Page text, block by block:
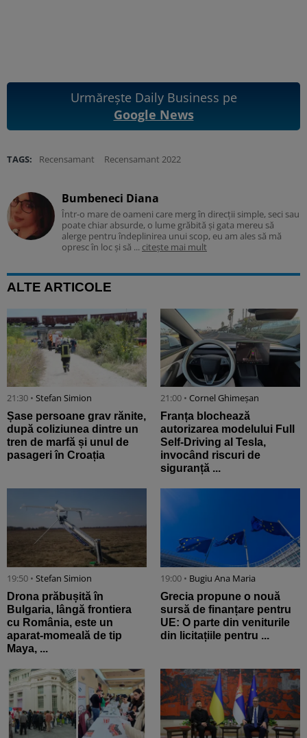
Urmărește Daily Business pe
Google News
TAGS: Recensamant Recensamant 2022
Bumbeneci Diana
Într-o mare de oameni care merg în direcții simple, seci sau
poate chiar absurde, o lume grăbită și gata mereu să
alerge pentru îndeplinirea unui scop, eu am ales să mă
opresc în loc și să ... citește mai mult
ALTE ARTICOLE
21:30 • Stefan Simion
Șase persoane grav rănite,
după coliziunea dintre un
tren de marfă și unul de
pasageri în Croația
21:00 • Cornel Ghimeșan
Franța blochează
autorizarea modelului Full
Self-Driving al Tesla,
invocând riscuri de
siguranță ...
19:50 • Stefan Simion
Drona prăbușită în
Bulgaria, lângă frontiera
cu România, este un
aparat-momeală de tip
Maya, ...
19:00 • Bugiu ⁠Ana Maria
Grecia propune o nouă
sursă de finanțare pentru
UE: O parte din veniturile
din licitațiile pentru ...